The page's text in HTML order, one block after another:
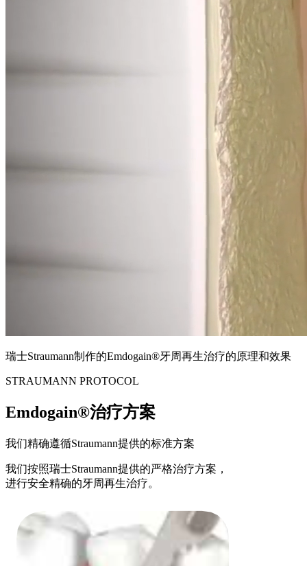
瑞士Straumann制作的Emdogain®牙周再生治疗的原理和效果
STRAUMANN PROTOCOL
Emdogain®治疗方案
我们精确遵循Straumann提供的标准方案
我们按照瑞士Straumann提供的严格治疗方案，
进行安全精确的牙周再生治疗。